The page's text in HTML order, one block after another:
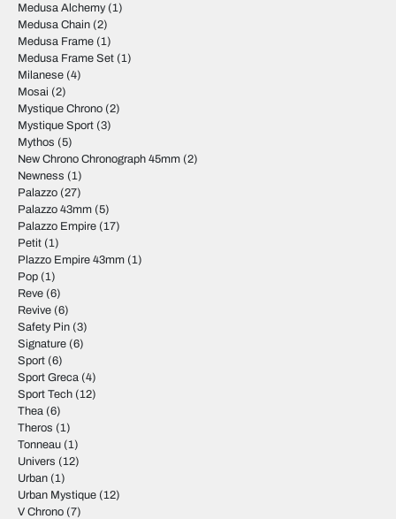
Medusa Alchemy(1)
Medusa Chain (2)
Medusa Frame (1)
Medusa Frame Set (1)
Milanese (4)
Mosai (2)
Mystique Chrono (2)
Mystique Sport (3)
Mythos (5)
New Chrono Chronograph 45mm (2)
Newness (1)
Palazzo (27)
Palazzo 43mm (5)
Palazzo Empire (17)
Petit (1)
Plazzo Empire 43mm (1)
Pop (1)
Reve (6)
Revive (6)
Safety Pin (3)
Signature (6)
Sport (6)
Sport Greca (4)
Sport Tech (12)
Thea (6)
Theros (1)
Tonneau (1)
Univers (12)
Urban (1)
Urban Mystique (12)
V Chrono (7)